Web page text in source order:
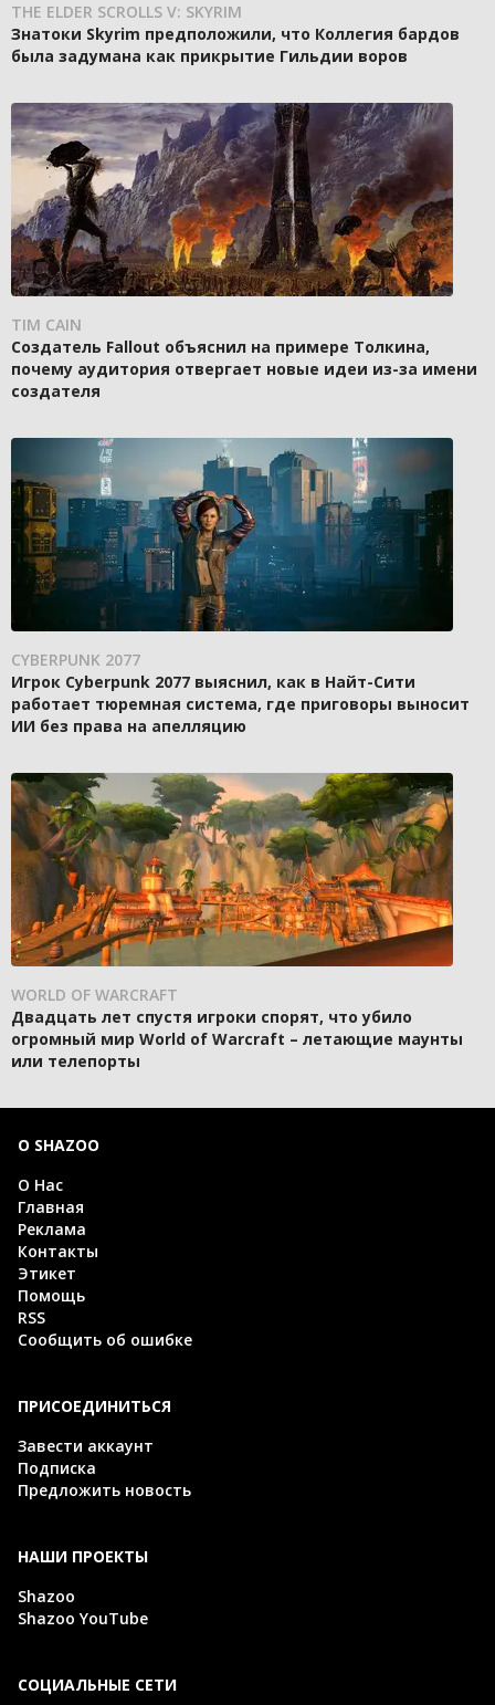
THE ELDER SCROLLS V: SKYRIM
Знатоки Skyrim предположили, что Коллегия бардов
была задумана как прикрытие Гильдии воров
TIM CAIN
Создатель Fallout объяснил на примере Толкина,
почему аудитория отвергает новые идеи из-за имени
создателя
CYBERPUNK 2077
Игрок Cyberpunk 2077 выяснил, как в Найт-Сити
работает тюремная система, где приговоры выносит
ИИ без права на апелляцию
WORLD OF WARCRAFT
Двадцать лет спустя игроки спорят, что убило
огромный мир World of Warcraft – летающие маунты
или телепорты
О SHAZOO
О Нас
Главная
Реклама
Контакты
Этикет
Помощь
RSS
Сообщить об ошибке
ПРИСОЕДИНИТЬСЯ
Завести аккаунт
Подписка
Предложить новость
НАШИ ПРОЕКТЫ
Shazoo
Shazoo YouTube
СОЦИАЛЬНЫЕ СЕТИ